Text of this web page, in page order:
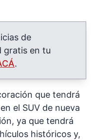
de
gratis en tu
.
que tendrá
el SUV de nueva
ya que tendrá
históricos y,